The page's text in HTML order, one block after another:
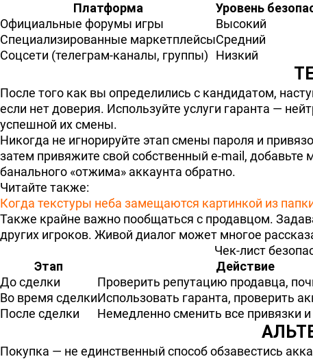
Платформа
Уровень
Официальные форумы игры
Высокий
Специализированные маркетплейсыСредний
Соцсети (телеграм-каналы, группы)
Низкий
После того как вы определились с кандидатом,
если нет доверия. Используйте услуги гаранта —
успешной их смены.
Никогда не игнорируйте этап смены пароля и
затем привяжите свой собственный e-mail,
банального «отжима» аккаунта обратно.
Читайте также:
Когда текстуры неба замещаются картинкой из
Также крайне важно пообщаться с продавцом.
других игроков. Живой диалог может многое
Чек-лист
Этап
Действие
До сделки
Проверить репутацию продавца,
Во время сделкиИспользовать гаранта, проверить
После сделки
Немедленно сменить все привязки и
Покупка — не единственный способ обзавестись